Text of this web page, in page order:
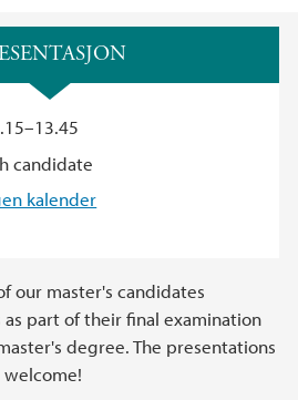
–13.45
candidate
kalender
our master's candidates
part of their final examination
degree. The presentations